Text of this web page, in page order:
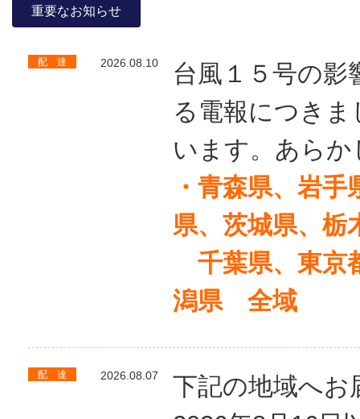
重要なお知らせ
配 達 2026.08.10
台風１５号の
る電報につき
います。あら
・青森県、岩
県、茨城県、栃
千葉県、東京
潟県 全域
配 達 2026.08.07
下記の地域へお